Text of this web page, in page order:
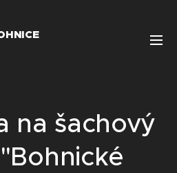
na šachový